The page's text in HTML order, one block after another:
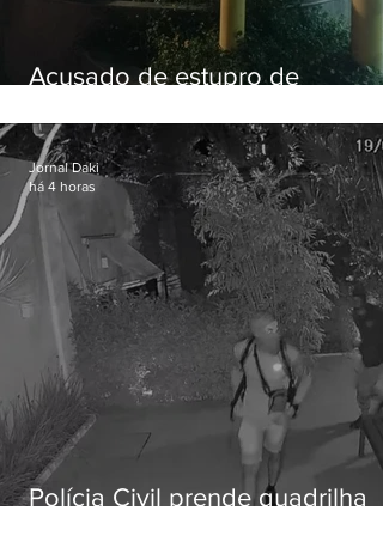
Acusado de estupro de
Polícia Civil prende quadrilha
Jornal Daki
há 4 horas